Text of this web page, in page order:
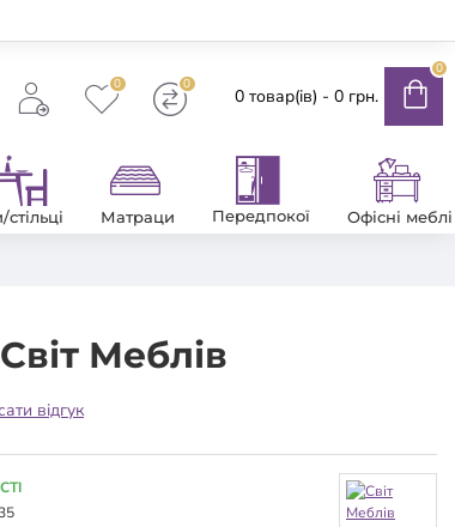
0 0
0 товар(ів) - 0 грн.
0
Матраци Передпокої Офісні меблі
Меблів
відгук